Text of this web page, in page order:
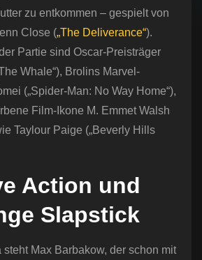
zu entkommen – gespielt von
Close („The Deliverance“).
Partie sind Oscar-Preisträger
Whale“), Brolins Marvel-
(„Spider-Man: No Way Home“),
Film-Ikone M. Emmet Walsh
Taylour Paige („Beverly Hills
Action und
Slapstick
steht Max Barbakow, der schon mit